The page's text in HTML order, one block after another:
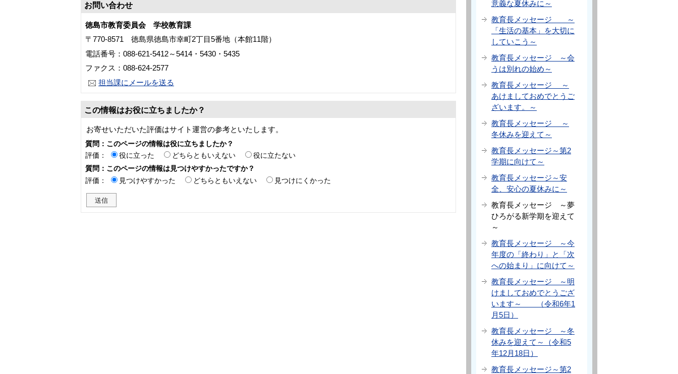
お問い合わせ
徳島市教育委員会 学校教育課
〒770-8571 徳島県徳島市幸町2丁目5番地（本館11階）
電話番号：088-621-5412～5414・5430・5435
ファクス：088-624-2577
担当課にメールを送る
この情報はお役に立ちましたか？
お寄せいただいた評価はサイト運営の参考といたします。
質問：このページの情報は役に立ちましたか？
評価：
役に立った どちらともいえない
役に立たない
質問：このページの情報は見つけやすかったですか？
評価：
見つけやすかった どちらともいえない 見つけにくかった
意義な夏休みに～
教育長メッセージ ～
「生活の基本」を大切に
していこう～
教育長メッセージ ～会
うは別れの始め～
教育長メッセージ ～
あけましておめでとうご
ざいます。～
教育長メッセージ ～
冬休みを迎えて～
教育長メッセージ～第2
学期に向けて～
教育長メッセージ～安
全、安心の夏休みに～
教育長メッセージ ～夢
ひろがる新学期を迎えて
～
教育長メッセージ ～今
年度の「終わり」と「次
への始まり」に向けて～
教育長メッセージ ～明
けましておめでとうござ
います～ （令和6年1
月5日）
教育長メッセージ ～冬
休みを迎えて～（令和5
年12月18日）
教育長メッセージ～第2